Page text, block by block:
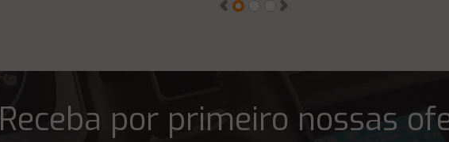
Receba por primeiro nossas